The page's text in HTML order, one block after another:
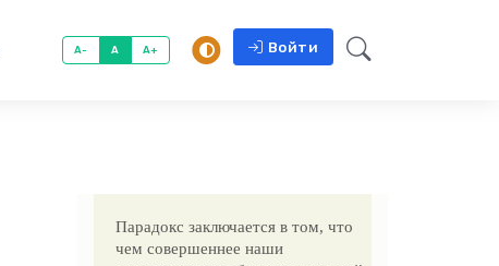
A- A A+ Войти
Парадокс заключается в том, что
чем совершеннее наши